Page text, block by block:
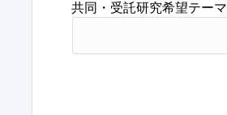
共同・受託研究希望テーマ